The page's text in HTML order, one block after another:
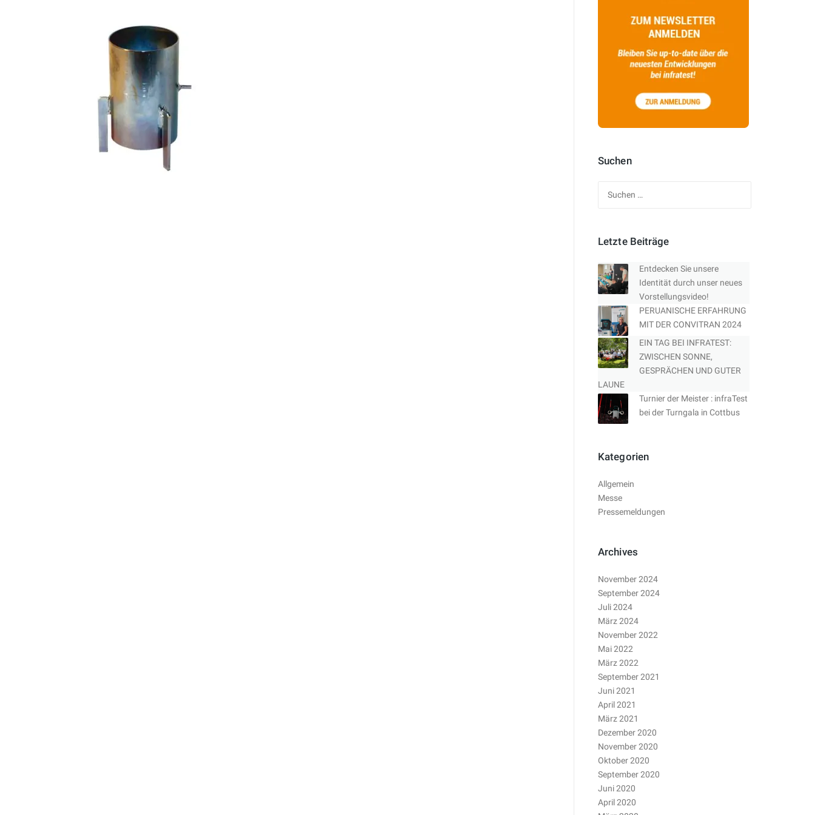
Suchen
Letzte Beiträge
Entdecken Sie unsere
Identität durch unser neues
Vorstellungsvideo!
PERUANISCHE ERFAHRUNG
MIT DER CONVITRAN 2024
EIN TAG BEI INFRATEST:
ZWISCHEN SONNE,
GESPRÄCHEN UND GUTER
LAUNE
Turnier der Meister : infraTest
bei der Turngala in Cottbus
Kategorien
Allgemein
Messe
Pressemeldungen
Archives
November 2024
September 2024
Juli 2024
März 2024
November 2022
Mai 2022
März 2022
September 2021
Juni 2021
April 2021
März 2021
Dezember 2020
November 2020
Oktober 2020
September 2020
Juni 2020
April 2020